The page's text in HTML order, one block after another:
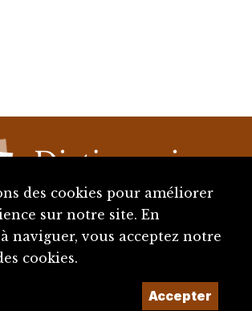
des cookies pour améliorer
sur notre site. En
naviguer, vous acceptez notre
cookies.
Accepter